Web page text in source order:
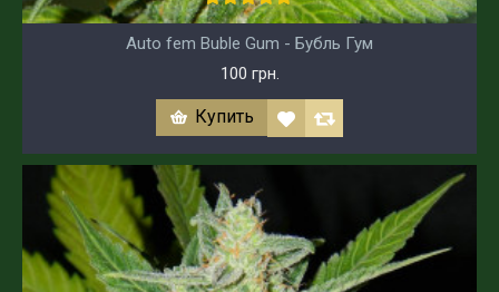
Auto fem Buble Gum - Бубль Гум
100 грн.
Купить